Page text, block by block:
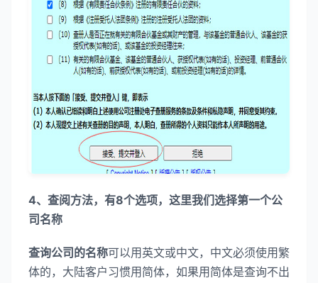
4、查阅方法，有8个选项，这里我们选择第一个公
司名称
查询公司的名称可以用英文或中文，中文必须使用繁
体的，大陆客户习惯用简体，如果用简体是查询不出